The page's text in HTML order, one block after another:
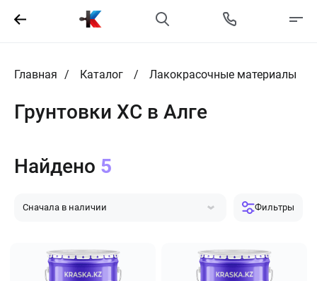
Главная Каталог Лакокрасочные материалы
Грунтовки ХС в Алге
Сначала в наличии
Фильтры
Найдено 5